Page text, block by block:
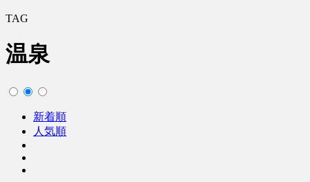
TAG
温泉
新着順
人気順